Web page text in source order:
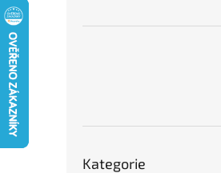
kategorie
Kategorie